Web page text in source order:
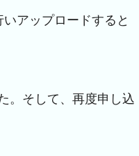
いアップロードすると
。そして、再度申し込